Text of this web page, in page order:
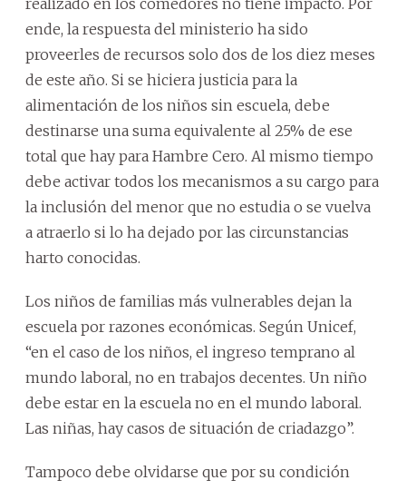
realizado en los comedores no tiene impacto. Por
ende, la respuesta del ministerio ha sido
proveerles de recursos solo dos de los diez meses
de este año. Si se hiciera justicia para la
alimentación de los niños sin escuela, debe
destinarse una suma equivalente al 25% de ese
total que hay para Hambre Cero. Al mismo tiempo
debe activar todos los mecanismos a su cargo para
la inclusión del menor que no estudia o se vuelva
a atraerlo si lo ha dejado por las circunstancias
harto conocidas.
Los niños de familias más vulnerables dejan la
escuela por razones económicas. Según Unicef,
“en el caso de los niños, el ingreso temprano al
mundo laboral, no en trabajos decentes. Un niño
debe estar en la escuela no en el mundo laboral.
Las niñas, hay casos de situación de criadazgo”.
Tampoco debe olvidarse que por su condición